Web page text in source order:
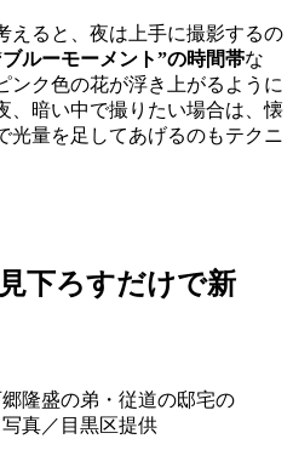
えると、夜は上手に撮影するの
ブルーモーメント”の時間帯な
ンク色の花が浮き上がるように
、暗い中で撮りたい場合は、懐
光量を足してあげるのもテクニ
下ろすだけで新
郷隆盛の弟・従道の邸宅の
真／目黒区提供